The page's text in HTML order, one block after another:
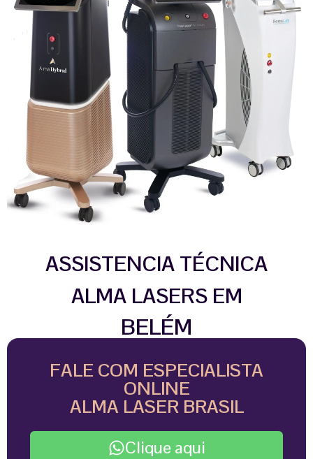
ASSISTENCIA TÉCNICA
ALMA LASERS EM
BELÉM
FALE COM ESPECIALISTA
ONLINE
ALMA LASER BRASIL
Clique aqui